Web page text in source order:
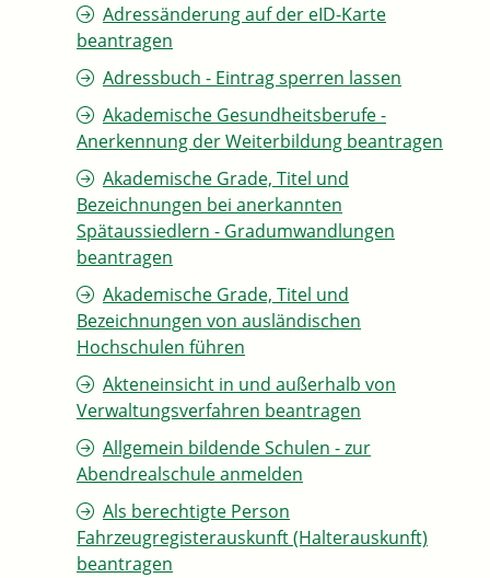
Adressänderung auf der eID-Karte
beantragen
Adressbuch - Eintrag sperren lassen
Akademische Gesundheitsberufe -
Anerkennung der Weiterbildung beantragen
Akademische Grade, Titel und
Bezeichnungen bei anerkannten
Spätaussiedlern - Gradumwandlungen
beantragen
Akademische Grade, Titel und
Bezeichnungen von ausländischen
Hochschulen führen
Akteneinsicht in und außerhalb von
Verwaltungsverfahren beantragen
Allgemein bildende Schulen - zur
Abendrealschule anmelden
Als berechtigte Person
Fahrzeugregisterauskunft (Halterauskunft)
beantragen